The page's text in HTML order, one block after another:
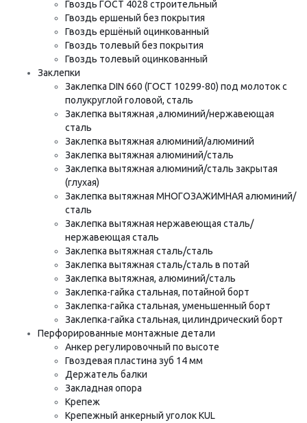
Гвоздь ГОСТ 4028 строительный
Гвоздь ершеный без покрытия
Гвоздь ершёный оцинкованный
Гвоздь толевый без покрытия
Гвоздь толевый оцинкованный
Заклепки
Заклепка DIN 660 (ГОСТ 10299-80) под молоток с
полукруглой головой, сталь
Заклепка вытяжная ,алюминий/нержавеющая
сталь
Заклепка вытяжная алюминий/алюминий
Заклепка вытяжная алюминий/сталь
Заклепка вытяжная алюминий/сталь закрытая
(глухая)
Заклепка вытяжная МНОГОЗАЖИМНАЯ алюминий/
сталь
Заклепка вытяжная нержавеющая сталь/
нержавеющая сталь
Заклепка вытяжная сталь/сталь
Заклепка вытяжная сталь/сталь в потай
Заклепка вытяжная, алюминий/сталь
Заклепка-гайка стальная, потайной борт
Заклепка-гайка стальная, уменьшенный борт
Заклепка-гайка стальная, цилиндрический борт
Перфорированные монтажные детали
Анкер регулировочный по высоте
Гвоздевая пластина зуб 14 мм
Держатель балки
Закладная опора
Крепеж
Крепежный анкерный уголок KUL